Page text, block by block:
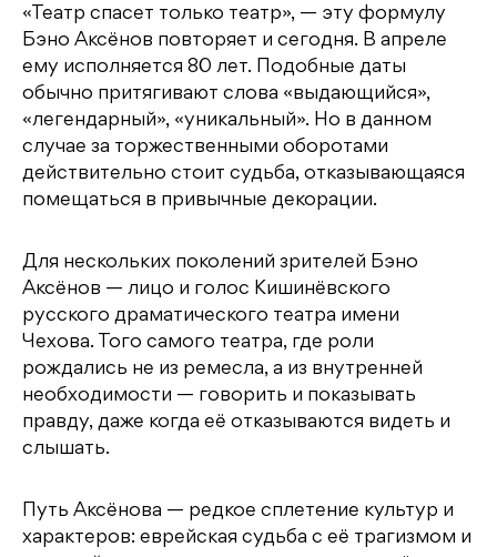
«Театр спасет только театр», — эту формулу
Бэно Аксёнов повторяет и сегодня. В апреле
ему исполняется 80 лет. Подобные даты
обычно притягивают слова «выдающийся»,
«легендарный», «уникальный». Но в данном
случае за торжественными оборотами
действительно стоит судьба, отказывающаяся
помещаться в привычные декорации.
Для нескольких поколений зрителей Бэно
Аксёнов — лицо и голос Кишинёвского
русского драматического театра имени
Чехова. Того самого театра, где роли
рождались не из ремесла, а из внутренней
необходимости — говорить и показывать
правду, даже когда её отказываются видеть и
слышать.
Путь Аксёнова — редкое сплетение культур и
характеров: еврейская судьба с её трагизмом и